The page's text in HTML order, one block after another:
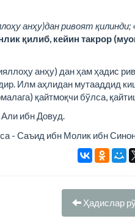
анҳу)дан ривоят
қилиб, кейин такрор
анҳу) дан ҳам ҳадис
Илм аҳлидан мутааддид
қайтмоқчи бўлса,
ибн Довуд.
- Саъид ибн Молик ибн
Ҳадислар